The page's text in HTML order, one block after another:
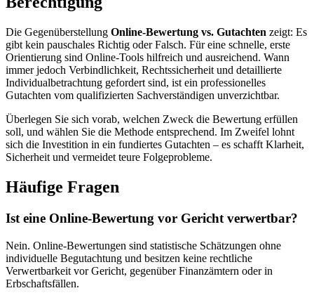
Die Gegenüberstellung Online-Bewertung vs. Gutachten zeigt: Es
gibt kein pauschales Richtig oder Falsch. Für eine schnelle, erste
Orientierung sind Online-Tools hilfreich und ausreichend. Wann
immer jedoch Verbindlichkeit, Rechtssicherheit und detaillierte
Individualbetrachtung gefordert sind, ist ein professionelles
Gutachten vom qualifizierten Sachverständigen unverzichtbar.
Überlegen Sie sich vorab, welchen Zweck die Bewertung erfüllen
soll, und wählen Sie die Methode entsprechend. Im Zweifel lohnt
sich die Investition in ein fundiertes Gutachten – es schafft Klarheit,
Sicherheit und vermeidet teure Folgeprobleme.
Häufige Fragen
Ist eine Online-Bewertung vor Gericht verwertbar?
Nein. Online-Bewertungen sind statistische Schätzungen ohne
individuelle Begutachtung und besitzen keine rechtliche
Verwertbarkeit vor Gericht, gegenüber Finanzämtern oder in
Erbschaftsfällen.